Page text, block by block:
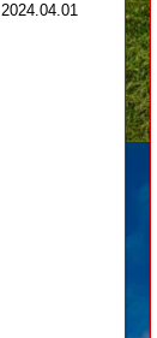
2024.04.01